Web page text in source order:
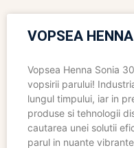
VOPSEA
Vopsea Henna Sonia
vopsirii parului!
lungul timpului, iar in
produse si tehnologii
cautarea unei solutii
parul in nuante